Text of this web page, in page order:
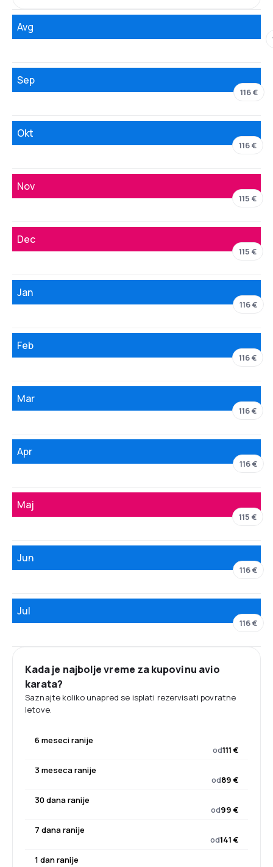
Avg
Sep
116 €
Okt
116 €
Nov
115 €
Dec
115 €
Jan
116 €
Feb
116 €
Mar
116 €
Apr
116 €
Maj
115 €
Jun
116 €
Jul
116 €
Kada je najbolje vreme za kupovinu avio
karata?
Saznajte koliko unapred se isplati rezervisati povratne
letove.
6 meseci ranije
od111 €
3 meseca ranije
od89 €
30 dana ranije
od99 €
7 dana ranije
od141 €
1 dan ranije